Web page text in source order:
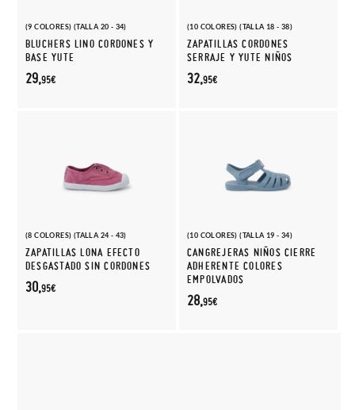
(9 COLORES) (TALLA 20 - 34)
BLUCHERS LINO CORDONES Y
BASE YUTE
29,95€
(10 COLORES) (TALLA 18 - 38)
ZAPATILLAS CORDONES
SERRAJE Y YUTE NIÑOS
32,95€
(8 COLORES) (TALLA 24 - 43)
ZAPATILLAS LONA EFECTO
DESGASTADO SIN CORDONES
30,95€
(10 COLORES) (TALLA 19 - 34)
CANGREJERAS NIÑOS CIERRE
ADHERENTE COLORES
EMPOLVADOS
28,95€